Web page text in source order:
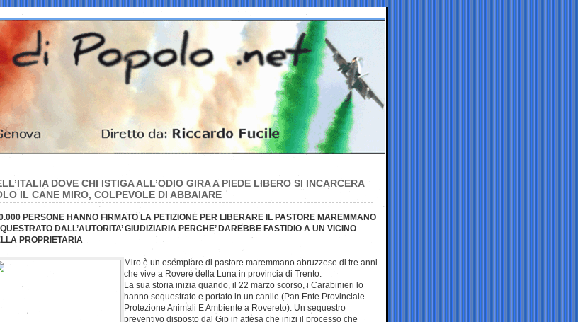
DOVE CHI ISTIGA ALL’ODIO GIRA A PIEDE LIBERO SI INCARCERA
IL CANE MIRO, COLPEVOLE DI ABBAIARE
PERSONE HANNO FIRMATO LA PETIZIONE PER LIBERARE IL PASTORE MAREMMANO
DALL’AUTORITA’ GIUDIZIARIA PERCHE’ DAREBBE FASTIDIO A UN VICINO
PROPRIETARIA
Miro è un esemplare di pastore maremmano abruzzese di tre anni
che vive a Roverè della Luna in provincia di Trento.
La sua storia inizia quando, il 22 marzo scorso, i Carabinieri lo
hanno sequestrato e portato in un canile (Pan Ente Provinciale
Protezione Animali E Ambiente a Rovereto). Un sequestro
preventivo disposto dal Gip in attesa che inizi il processo che